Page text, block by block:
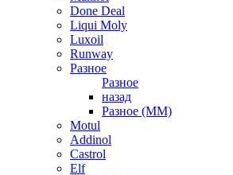
Done Deal
Liqui Moly
Luxoil
Runway
Разное
Разное
назад
Разное (ММ)
Motul
Addinol
Castrol
Elf